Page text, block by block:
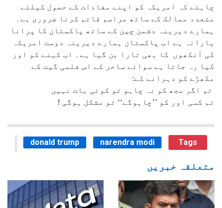
چاہئے کہ امریکہ کو اپنے مفادات کے حصول کیلئے
متعدد ممالک کے ساتھ مراسم قائم کرنا ضروری ہے۔
ہمارے دیرینہ دشمن چین کے ساتھ پاکستان کا پرانا
یارانہ ہے اب پاکستان ہمارے دیرینہ دوست امریکہ
کی آنکھوں کا بھی تارا بن گیا ہے۔ اب کہنے کو اور
کیا رہ جاتا ہے سوائے ساحر کے اس فلمی گیت کے
مکھڑے کو دہرانے کے:
تم اگر مجھ کو نہ چاہو تو کوئی بات نہیں
تم کسی اور کو ’’چاہوگے‘‘ تو مشکل ہوگی !
donald trump narendra modi Tags
متعلقہ خبریں